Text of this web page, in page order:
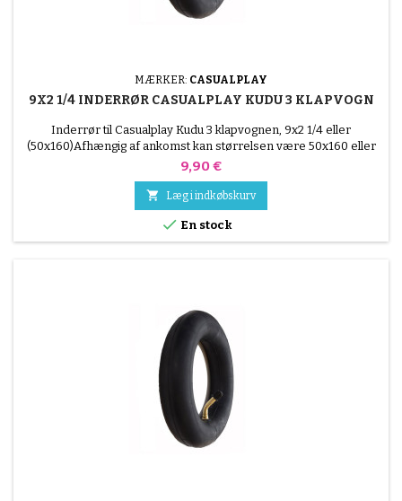
MÆRKER: CASUALPLAY
9X2 1/4 INDERRØR CASUALPLAY KUDU 3 KLAPVOGN
Inderrør til Casualplay Kudu 3 klapvognen, 9x2 1/4 eller
(50x160)Afhængig af ankomst kan størrelsen være 50x160 eller
9x21/4.Kompatibel med et 50x160 dæk
Pris
9,90 €
 Læg i indkøbskurv
 En stock